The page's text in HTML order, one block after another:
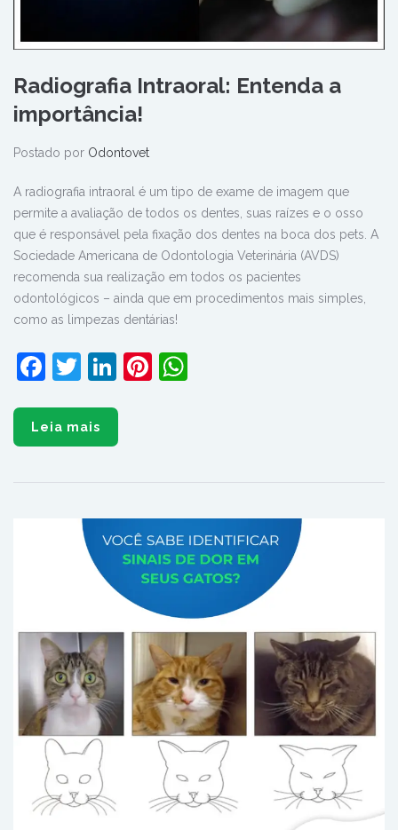
Radiografia Intraoral: Entenda a
importância!
Postado por Odontovet
A radiografia intraoral é um tipo de exame de imagem que
permite a avaliação de todos os dentes, suas raízes e o osso
que é responsável pela fixação dos dentes na boca dos pets. A
Sociedade Americana de Odontologia Veterinária (AVDS)
recomenda sua realização em todos os pacientes
odontológicos – ainda que em procedimentos mais simples,
como as limpezas dentárias!
Facebook
Twitter
LinkedIn
Pinterest
Leia mais